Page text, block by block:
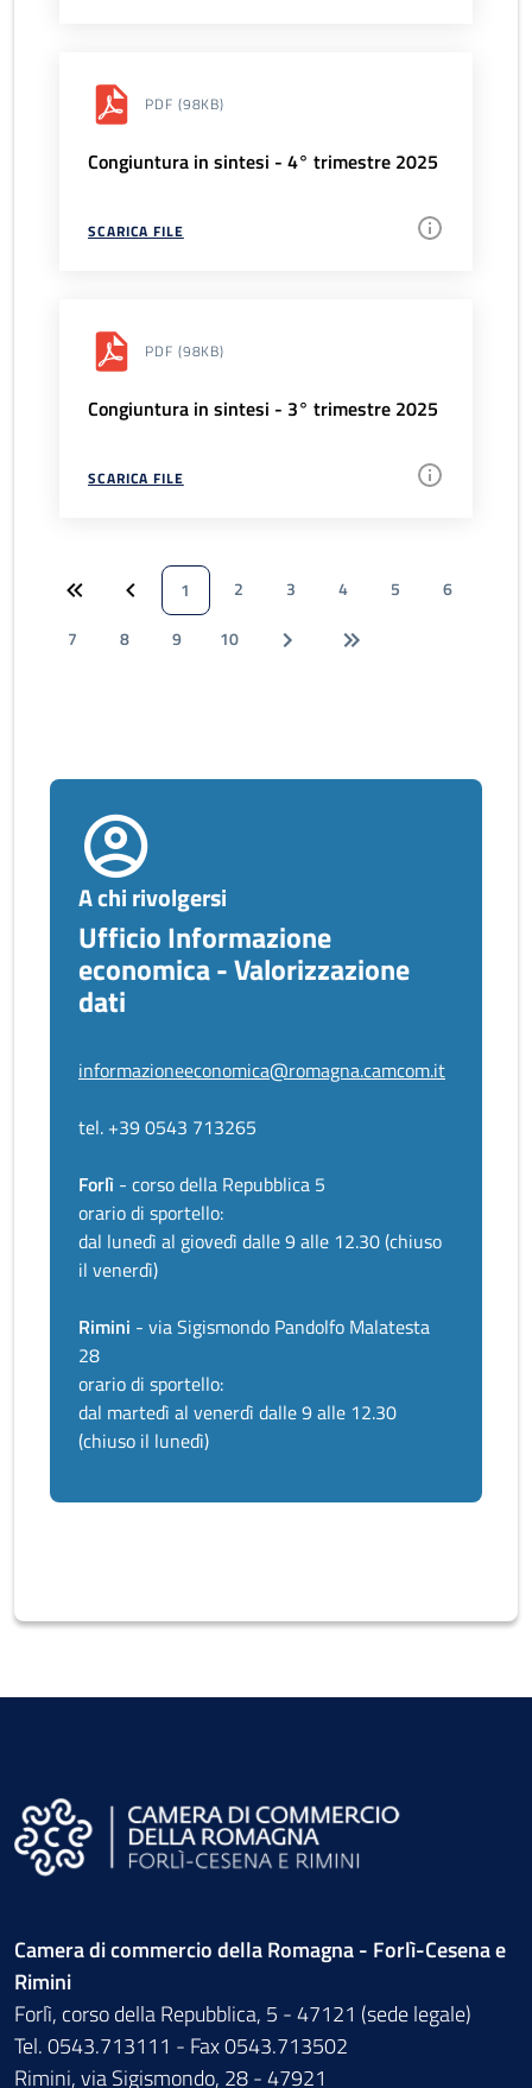
PDF (98KB)
Congiuntura in sintesi - 4° trimestre 2025
SCARICA FILE
PDF (98KB)
Congiuntura in sintesi - 3° trimestre 2025
SCARICA FILE
1 2 3 4 5
6
7
8 9 10
A chi rivolgersi
Ufficio Informazione
economica - Valorizzazione
dati
informazioneeconomica@romagna.camcom.it
tel. +39 0543 713265
Forlì - corso della Repubblica 5
orario di sportello:
dal lunedì al giovedì dalle 9 alle 12.30 (chiuso
il venerdì)
Rimini - via Sigismondo Pandolfo Malatesta
28
orario di sportello:
dal martedì al venerdì dalle 9 alle 12.30
(chiuso il lunedì)
Camera di commercio della Romagna - Forlì-Cesena e
Rimini
Forlì, corso della Repubblica, 5 - 47121 (sede legale)
Tel. 0543.713111 - Fax 0543.713502
Rimini, via Sigismondo, 28 - 47921